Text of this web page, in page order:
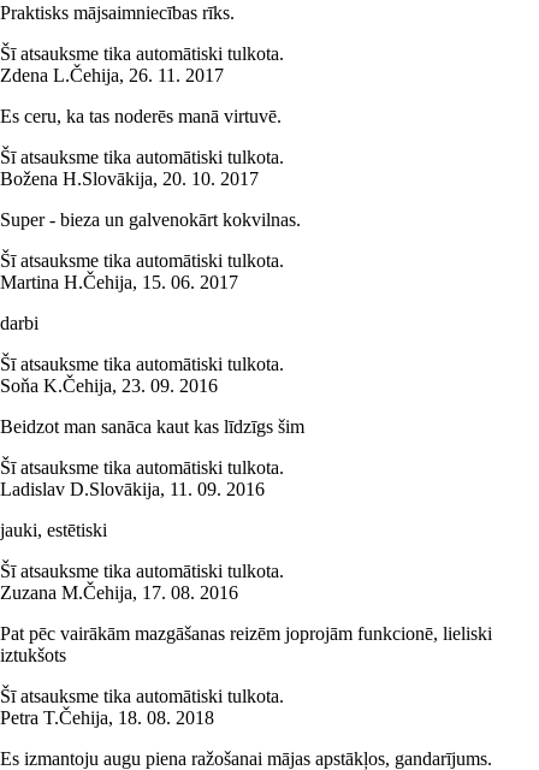
Praktisks mājsaimniecības rīks.
Šī atsauksme tika automātiski tulkota.
Zdena L.Čehija, 26. 11. 2017
Es ceru, ka tas noderēs manā virtuvē.
Šī atsauksme tika automātiski tulkota.
Božena H.Slovākija, 20. 10. 2017
Super - bieza un galvenokārt kokvilnas.
Šī atsauksme tika automātiski tulkota.
Martina H.Čehija, 15. 06. 2017
darbi
Šī atsauksme tika automātiski tulkota.
Soňa K.Čehija, 23. 09. 2016
Beidzot man sanāca kaut kas līdzīgs šim
Šī atsauksme tika automātiski tulkota.
Ladislav D.Slovākija, 11. 09. 2016
jauki, estētiski
Šī atsauksme tika automātiski tulkota.
Zuzana M.Čehija, 17. 08. 2016
Pat pēc vairākām mazgāšanas reizēm joprojām funkcionē, lieliski
iztukšots
Šī atsauksme tika automātiski tulkota.
Petra T.Čehija, 18. 08. 2018
Es izmantoju augu piena ražošanai mājas apstākļos, gandarījums.